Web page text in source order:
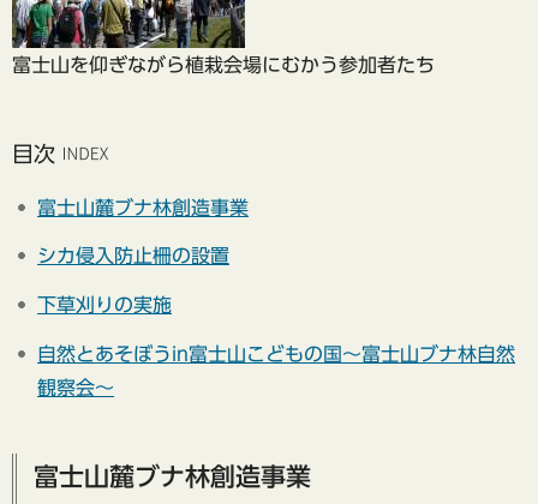
富士山を仰ぎながら植栽会場にむかう参加者たち
目次
富士山麓ブナ林創造事業
シカ侵入防止柵の設置
下草刈りの実施
自然とあそぼうin富士山こどもの国～富士山ブナ林自然
観察会～
富士山麓ブナ林創造事業